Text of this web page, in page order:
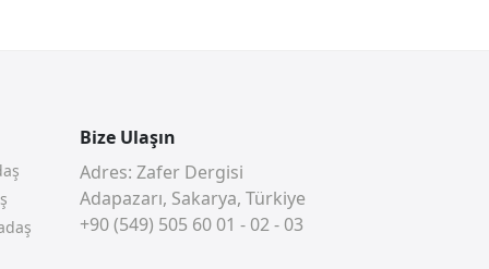
Bize Ulaşın
Adres: Zafer Dergisi
Adapazarı, Sakarya, Türkiye
+90 (549) 505 60 01 - 02 - 03